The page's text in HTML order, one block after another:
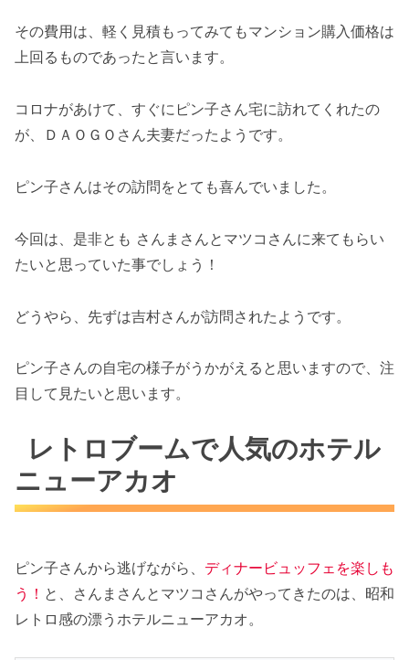
その費用は、軽く見積もってみてもマンション購入価格は
上回るものであったと言います。
コロナがあけて、すぐにピン子さん宅に訪れてくれたの
が、ＤＡＯＧＯさん夫妻だったようです。
ピン子さんはその訪問をとても喜んでいました。
今回は、是非とも さんまさんとマツコさんに来てもらい
たいと思っていた事でしょう！
どうやら、先ずは吉村さんが訪問されたようです。
ピン子さんの自宅の様子がうかがえると思いますので、注
目して見たいと思います。
レトロブームで人気のホテル
ニューアカオ
ピン子さんから逃げながら、 ディナービュッフェを楽しも
う！ と、さんまさんとマツコさんがやってきたのは、昭和
レトロ感の漂うホテルニューアカオ。